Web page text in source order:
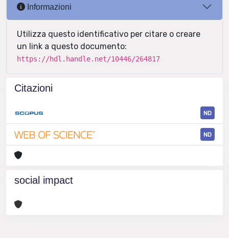
Informazioni
Utilizza questo identificativo per citare o creare
un link a questo documento:
https://hdl.handle.net/10446/264817
Citazioni
ND
ND
social impact